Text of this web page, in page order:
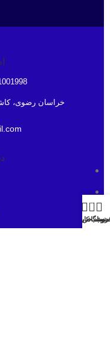
051-91001998
خراسان رضوی،
منو
0
سبد خرید
حساب کاربری من